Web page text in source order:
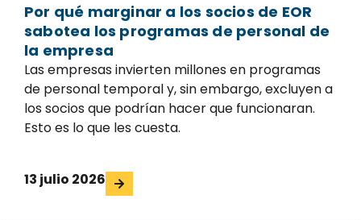
Por qué marginar a los socios de EOR
sabotea los programas de personal de
la empresa
Las empresas invierten millones en programas
de personal temporal y, sin embargo, excluyen a
los socios que podrían hacer que funcionaran.
Esto es lo que les cuesta.
13 julio 2026